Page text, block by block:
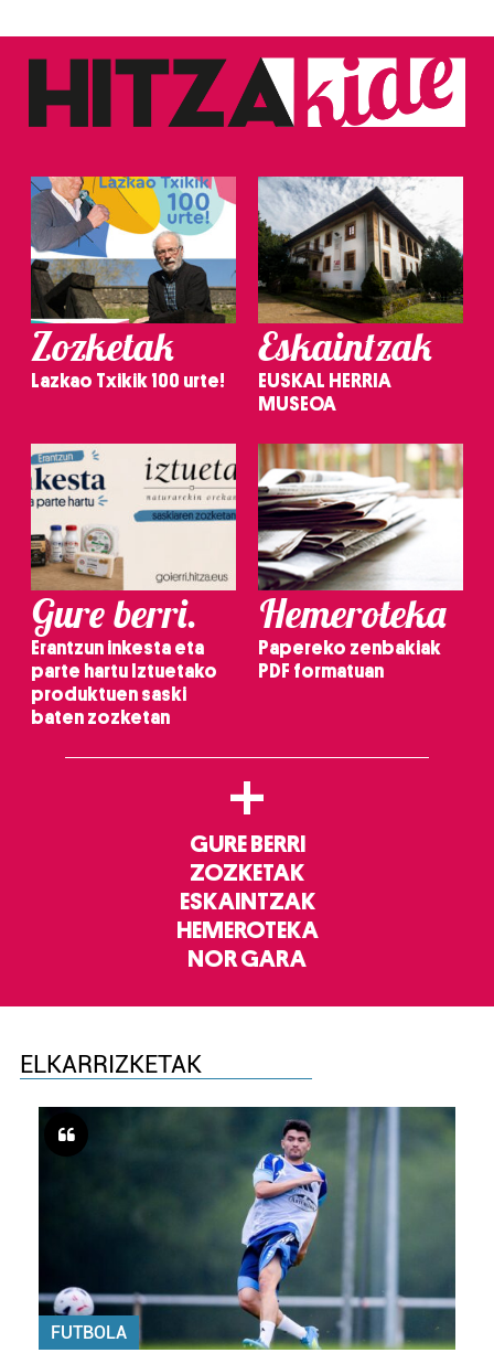
Zozketak
Lazkao Txikik 100 urte!
Eskaintzak
EUSKAL HERRIA
MUSEOA
Gure berri.
Erantzun inkesta eta
parte hartu Iztuetako
produktuen saski
baten zozketan
Hemeroteka
Papereko zenbakiak
PDF formatuan
+
GURE BERRI
ZOZKETAK
ESKAINTZAK
HEMEROTEKA
NOR GARA
ELKARRIZKETAK
FUTBOLA